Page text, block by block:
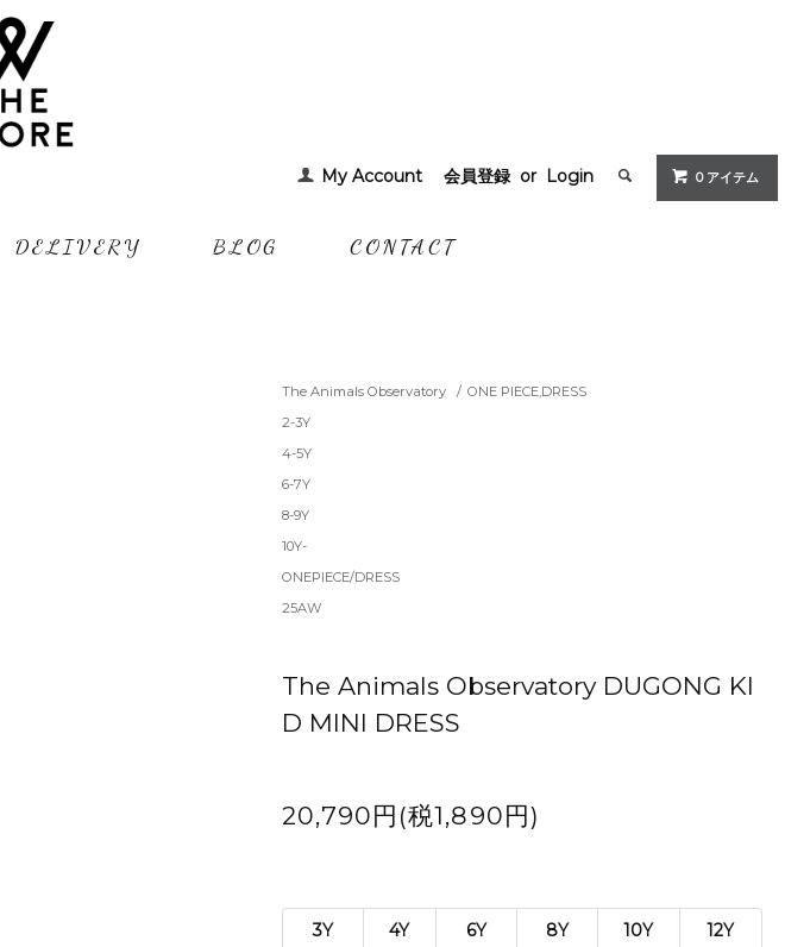
My Account 会員登録 or Login 0 アイテム
DELIVERY BLOG CONTACT
The Animals Observatory / ONE PIECE,DRESS
2-3Y
4-5Y
6-7Y
8-9Y
10Y-
ONEPIECE/DRESS
25AW
The Animals Observatory DUGONG KI
D MINI DRESS
20,790円(税1,890円)
3Y 4Y 6Y 8Y 10Y 12Y